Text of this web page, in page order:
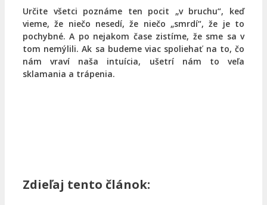
Určite všetci poznáme ten pocit „v bruchu“, keď
vieme, že niečo nesedí, že niečo „smrdí“, že je to
pochybné. A po nejakom čase zistíme, že sme sa v
tom nemýlili. Ak sa budeme viac spoliehať na to, čo
nám vraví naša intuícia, ušetrí nám to veľa
sklamania a trápenia.
Zdieľaj tento článok: